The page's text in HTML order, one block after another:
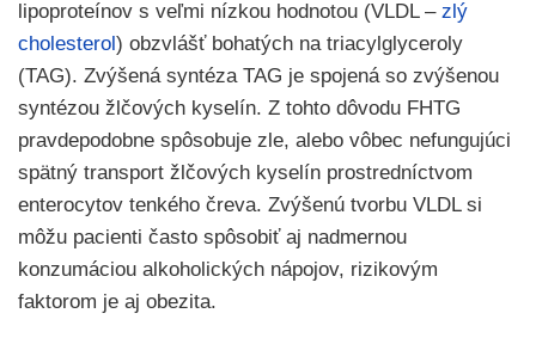
lipoproteínov s veľmi nízkou hodnotou (VLDL – zlý
cholesterol) obzvlášť bohatých na triacylglyceroly
(TAG). Zvýšená syntéza TAG je spojená so zvýšenou
syntézou žlčových kyselín. Z tohto dôvodu FHTG
pravdepodobne spôsobuje zle, alebo vôbec nefungujúci
spätný transport žlčových kyselín prostredníctvom
enterocytov tenkého čreva. Zvýšenú tvorbu VLDL si
môžu pacienti často spôsobiť aj nadmernou
konzumáciou alkoholických nápojov, rizikovým
faktorom je aj obezita.